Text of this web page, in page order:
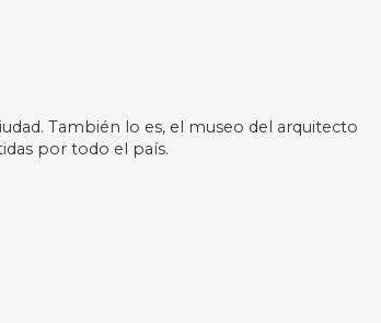
También lo es, el museo del arquitecto
por todo el país.